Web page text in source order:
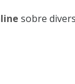
sobre